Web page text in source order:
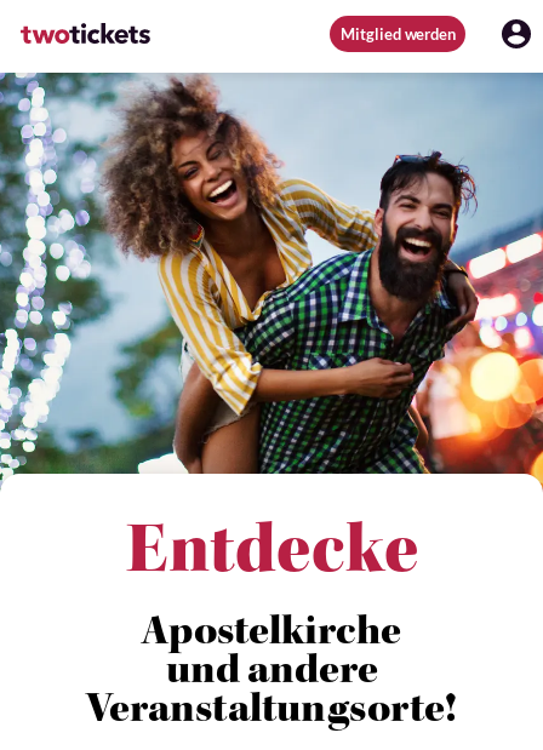
Mitglied werden
Entdecke
Apostelkirche
und andere
Veranstaltungsorte!